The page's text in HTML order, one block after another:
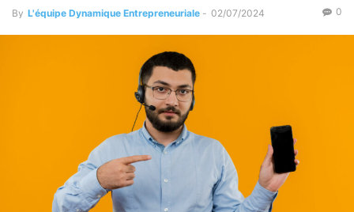
By L'équipe Dynamique Entrepreneuriale - 02/07/2024 0